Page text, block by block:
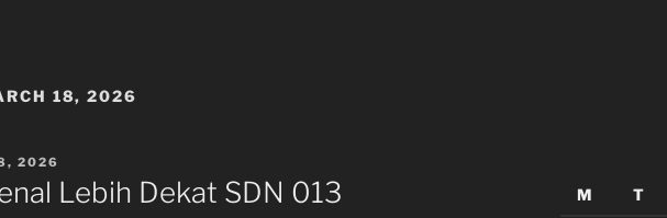
18, 2026
2026
Lebih Dekat SDN 013
M
T